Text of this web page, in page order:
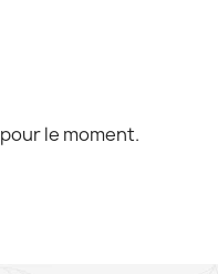
le moment.